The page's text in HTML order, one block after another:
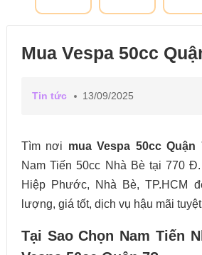
Mua Vespa 50cc
Tin tức 13/09/2025
Tìm nơi mua Vespa 50cc Quận
Nam Tiến 50cc Nhà Bè tại 770
Hiệp Phước, Nhà Bè, TP.HCM
lượng, giá tốt, dịch vụ hậu mãi
Tại Sao Chọn Nam Tiến